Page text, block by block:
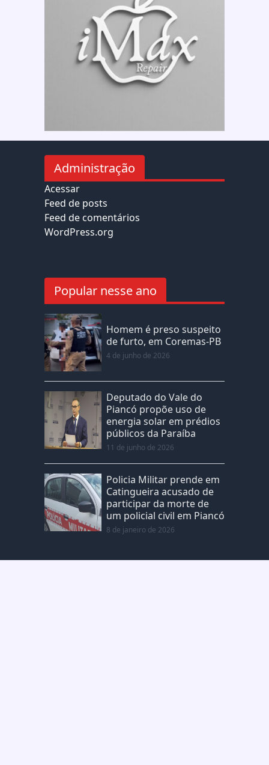
Administração
Acessar
Feed de posts
Feed de comentários
WordPress.org
Popular nesse ano
Homem é preso suspeito
de furto, em Coremas-PB
4 de junho de 2026
Deputado do Vale do
Piancó propõe uso de
energia solar em prédios
públicos da Paraíba
11 de junho de 2026
Policia Militar prende em
Catingueira acusado de
participar da morte de
um policial civil em Piancó
8 de janeiro de 2026